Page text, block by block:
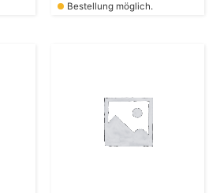
Bestellung möglich.